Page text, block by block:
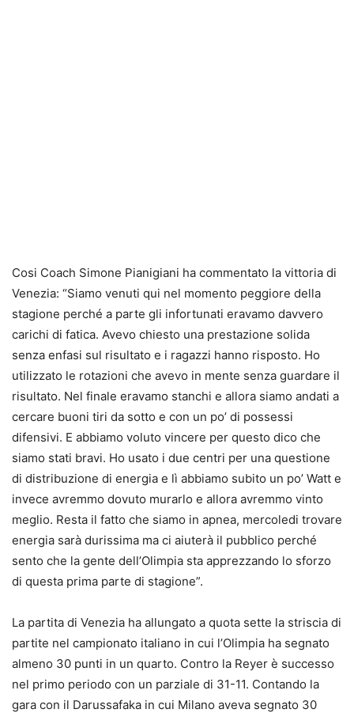
Cosi Coach Simone Pianigiani ha commentato la vittoria di
Venezia: “Siamo venuti qui nel momento peggiore della
stagione perché a parte gli infortunati eravamo davvero
carichi di fatica. Avevo chiesto una prestazione solida
senza enfasi sul risultato e i ragazzi hanno risposto. Ho
utilizzato le rotazioni che avevo in mente senza guardare il
risultato. Nel finale eravamo stanchi e allora siamo andati a
cercare buoni tiri da sotto e con un po’ di possessi
difensivi. E abbiamo voluto vincere per questo dico che
siamo stati bravi. Ho usato i due centri per una questione
di distribuzione di energia e lì abbiamo subito un po’ Watt e
invece avremmo dovuto murarlo e allora avremmo vinto
meglio. Resta il fatto che siamo in apnea, mercoledi trovare
energia sarà durissima ma ci aiuterà il pubblico perché
sento che la gente dell’Olimpia sta apprezzando lo sforzo
di questa prima parte di stagione”.
La partita di Venezia ha allungato a quota sette la striscia di
partite nel campionato italiano in cui l’Olimpia ha segnato
almeno 30 punti in un quarto. Contro la Reyer è successo
nel primo periodo con un parziale di 31-11. Contando la
gara con il Darussafaka in cui Milano aveva segnato 30